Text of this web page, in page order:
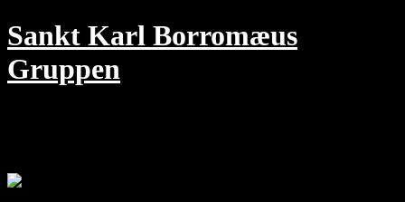
Skip
to
content
Sankt Karl Borromæus
Gruppen